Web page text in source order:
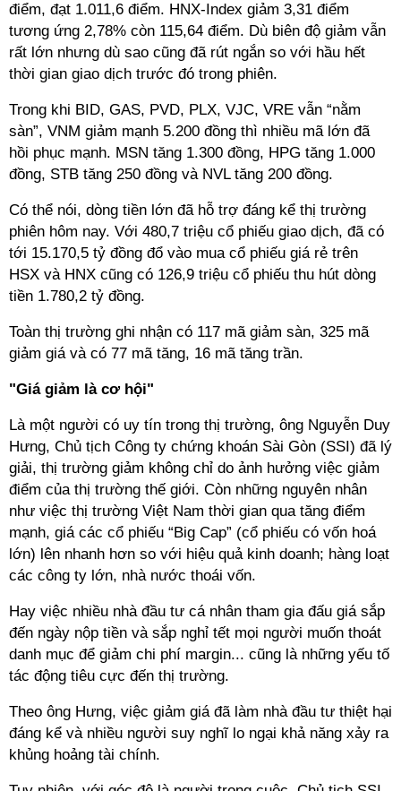
điểm, đạt 1.011,6 điểm. HNX-Index giảm 3,31 điểm
tương ứng 2,78% còn 115,64 điểm. Dù biên độ giảm vẫn
rất lớn nhưng dù sao cũng đã rút ngắn so với hầu hết
thời gian giao dịch trước đó trong phiên.
Trong khi BID, GAS, PVD, PLX, VJC, VRE vẫn “nằm
sàn”, VNM giảm mạnh 5.200 đồng thì nhiều mã lớn đã
hồi phục mạnh. MSN tăng 1.300 đồng, HPG tăng 1.000
đồng, STB tăng 250 đồng và NVL tăng 200 đồng.
Có thể nói, dòng tiền lớn đã hỗ trợ đáng kể thị trường
phiên hôm nay. Với 480,7 triệu cổ phiếu giao dịch, đã có
tới 15.170,5 tỷ đồng đổ vào mua cổ phiếu giá rẻ trên
HSX và HNX cũng có 126,9 triệu cổ phiếu thu hút dòng
tiền 1.780,2 tỷ đồng.
Toàn thị trường ghi nhận có 117 mã giảm sàn, 325 mã
giảm giá và có 77 mã tăng, 16 mã tăng trần.
"Giá giảm là cơ hội"
Là một người có uy tín trong thị trường, ông Nguyễn Duy
Hưng, Chủ tịch Công ty chứng khoán Sài Gòn (SSI) đã lý
giải, thị trường giảm không chỉ do ảnh hưởng việc giảm
điểm của thị trường thế giới. Còn những nguyên nhân
như việc thị trường Việt Nam thời gian qua tăng điểm
mạnh, giá các cổ phiếu “Big Cap” (cổ phiếu có vốn hoá
lớn) lên nhanh hơn so với hiệu quả kinh doanh; hàng loạt
các công ty lớn, nhà nước thoái vốn.
Hay việc nhiều nhà đầu tư cá nhân tham gia đấu giá sắp
đến ngày nộp tiền và sắp nghỉ tết mọi người muốn thoát
danh mục để giảm chi phí margin... cũng là những yếu tố
tác động tiêu cực đến thị trường.
Theo ông Hưng, việc giảm giá đã làm nhà đầu tư thiệt hại
đáng kể và nhiều người suy nghĩ lo ngại khả năng xảy ra
khủng hoảng tài chính.